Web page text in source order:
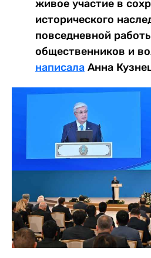
живое участие в
исторического
повседневной
общественников и
написала Анна